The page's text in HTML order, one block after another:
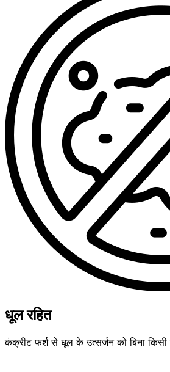
धूल रहित
कंक्रीट फर्श से धूल के उत्सर्जन को बिना किसी